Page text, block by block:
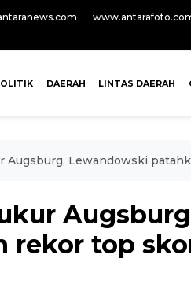
DAERAH LINTAS DAERAH
Augsburg, Lewandowski
rekor top